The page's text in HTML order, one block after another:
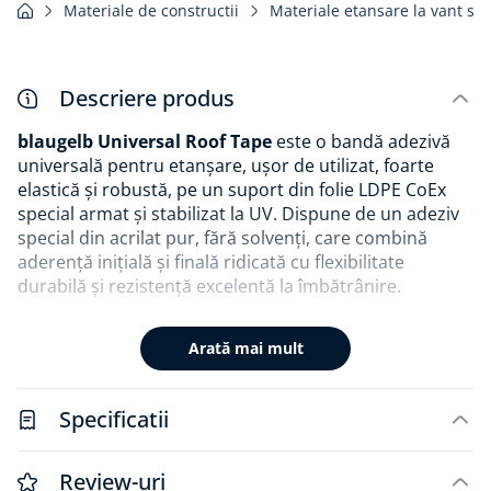
Materiale de constructii Materiale etansare la vant si
Descriere produs
blaugelb Universal Roof Tape este o bandă adezivă
universală pentru etanșare, ușor de utilizat, foarte
elastică și robustă, pe un suport din folie LDPE CoEx
special armat și stabilizat la UV. Dispune de un adeziv
special din acrilat pur, fără solvenți, care combină
aderență inițială și finală ridicată cu flexibilitate
durabilă și rezistență excelentă la îmbătrânire.
Banda adezivă este ideală pentru lipirea și etanșarea
universală a suprapunerilor de membrane, îmbinărilor
membranele de barieră de vapori blaugelb, precum și
pe foliile de acoperiș blaugelb, inclusiv pe cele pe bază
exfoliere de peste 25 N/25mm, produsul oferă
Arată mai mult
Specificatii
Review-uri